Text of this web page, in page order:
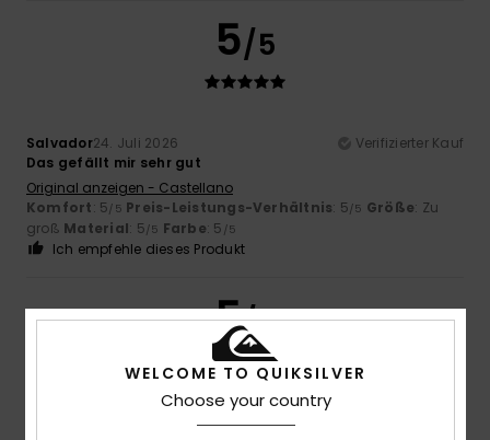
5/5
Salvador24. Juli 2026
Verifizierter Kauf
Das gefällt mir sehr gut
Original anzeigen - Castellano
Komfort: 5/5 Preis-Leistungs-Verhältnis: 5/5 Größe: Zu
groß Material: 5/5 Farbe: 5 /5
Ich empfehle dieses Produkt
5/5
WELCOME TO QUIKSILVER
Choose your country